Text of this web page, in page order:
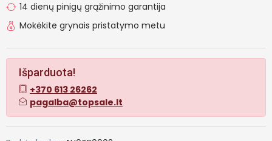
14 dienų pinigų grąžinimo garantija
Mokėkite grynais pristatymo metu
Išparduota!
+370 613 26262
pagalba@topsale.lt